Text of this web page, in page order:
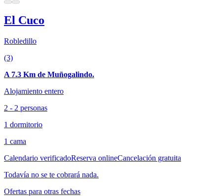
El Cuco
Robledillo
(3)
A 7.3 Km de Muñogalindo.
Alojamiento entero
2 - 2 personas
1 dormitorio
1 cama
Calendario verificadoReserva onlineCancelación gratuita
Todavía no se te cobrará nada.
Ofertas para otras fechas